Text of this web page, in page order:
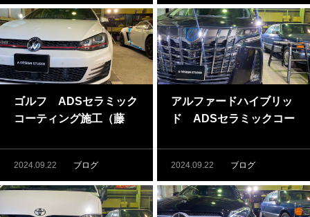
ゴルフ ADSセラミック
コーティング施工（藤
ィングするならADSへ）
2024.09.22 ブログ
アルファードハイブリッ
ド ADSセラミックコー
ケ崎でカーコーティング
するならADSへ）
2024.09.22 ブログ